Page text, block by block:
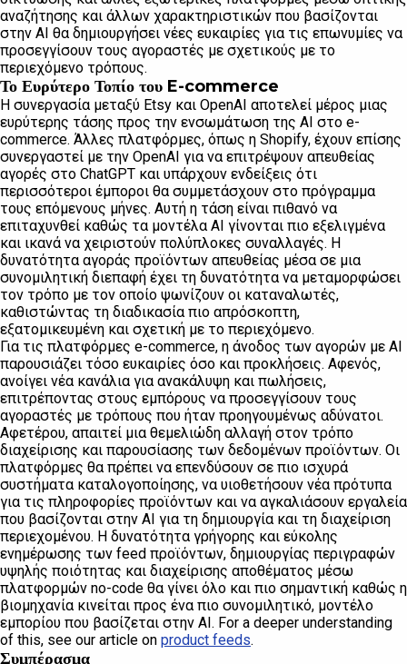
αναζήτησης και άλλων χαρακτηριστικών που βασίζονται
στην AI θα δημιουργήσει νέες ευκαιρίες για τις επωνυμίες να
προσεγγίσουν τους αγοραστές με σχετικούς με το
περιεχόμενο τρόπους.
Το Ευρύτερο Τοπίο του E-commerce
Η συνεργασία μεταξύ Etsy και OpenAI αποτελεί μέρος μιας
ευρύτερης τάσης προς την ενσωμάτωση της AI στο e-
commerce. Άλλες πλατφόρμες, όπως η Shopify, έχουν επίσης
συνεργαστεί με την OpenAI για να επιτρέψουν απευθείας
αγορές στο ChatGPT και υπάρχουν ενδείξεις ότι
περισσότεροι έμποροι θα συμμετάσχουν στο πρόγραμμα
τους επόμενους μήνες. Αυτή η τάση είναι πιθανό να
επιταχυνθεί καθώς τα μοντέλα AI γίνονται πιο εξελιγμένα
και ικανά να χειριστούν πολύπλοκες συναλλαγές. Η
δυνατότητα αγοράς προϊόντων απευθείας μέσα σε μια
συνομιλητική διεπαφή έχει τη δυνατότητα να μεταμορφώσει
τον τρόπο με τον οποίο ψωνίζουν οι καταναλωτές,
καθιστώντας τη διαδικασία πιο απρόσκοπτη,
εξατομικευμένη και σχετική με το περιεχόμενο.
Για τις πλατφόρμες e-commerce, η άνοδος των αγορών με AI
παρουσιάζει τόσο ευκαιρίες όσο και προκλήσεις. Αφενός,
ανοίγει νέα κανάλια για ανακάλυψη και πωλήσεις,
επιτρέποντας στους εμπόρους να προσεγγίσουν τους
αγοραστές με τρόπους που ήταν προηγουμένως αδύνατοι.
Αφετέρου, απαιτεί μια θεμελιώδη αλλαγή στον τρόπο
διαχείρισης και παρουσίασης των δεδομένων προϊόντων. Οι
πλατφόρμες θα πρέπει να επενδύσουν σε πιο ισχυρά
συστήματα καταλογοποίησης, να υιοθετήσουν νέα πρότυπα
για τις πληροφορίες προϊόντων και να αγκαλιάσουν εργαλεία
που βασίζονται στην AI για τη δημιουργία και τη διαχείριση
περιεχομένου. Η δυνατότητα γρήγορης και εύκολης
ενημέρωσης των feed προϊόντων, δημιουργίας περιγραφών
υψηλής ποιότητας και διαχείρισης αποθέματος μέσω
πλατφορμών no-code θα γίνει όλο και πιο σημαντική καθώς η
βιομηχανία κινείται προς ένα πιο συνομιλητικό, μοντέλο
εμπορίου που βασίζεται στην AI. For a deeper understanding
of this, see our article on product feeds.
Συμπέρασμα